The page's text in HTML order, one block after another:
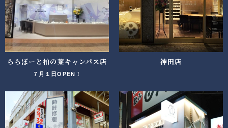
ららぽーと柏の葉キャンパス店
７月１日OPEN！
神田店